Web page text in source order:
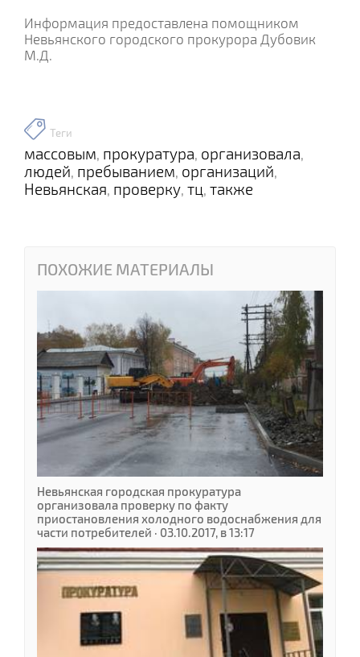
Информация предоставлена помощником
Невьянского городского прокурора Дубовик
М.Д.
Теги
массовым, прокуратура, организовала,
людей, пребыванием, организаций,
Невьянская, проверку, тц, также
ПОХОЖИЕ МАТЕРИАЛЫ
Невьянская городская прокуратура
организовала проверку по факту
приостановления холодного водоснабжения для
части потребителей · 03.10.2017, в 13:17